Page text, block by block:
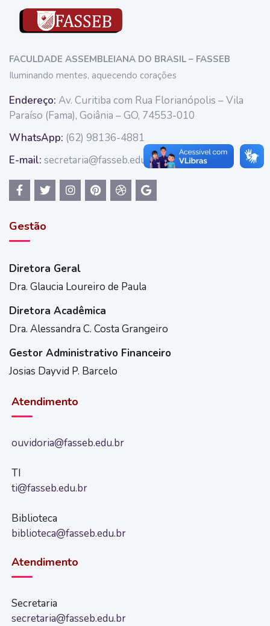
FACULDADE ASSEMBLEIANA DO BRASIL – FASSEB
Iluminando mentes, aquecendo corações
Endereço: Av. Curitiba com Rua Florianópolis – Vila
Paraíso (Fama), Goiânia – GO, 74553-010
WhatsApp: (62) 98136-4881
E-mail: secretaria@fasseb.edu.br
Gestão
Diretora Geral
Dra. Glaucia Loureiro de Paula
Diretora Acadêmica
Dra. Alessandra C. Costa Grangeiro
Gestor Administrativo Financeiro
Josias Dayvid P. Barcelo
Atendimento
ouvidoria@fasseb.edu.br
TI
ti@fasseb.edu.br
Biblioteca
biblioteca@fasseb.edu.br
Atendimento
Secretaria
secretaria@fasseb.edu.br